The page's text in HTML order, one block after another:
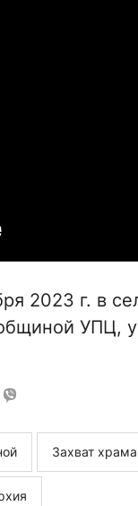
2023 г. в
УПЦ, у
Захват храма